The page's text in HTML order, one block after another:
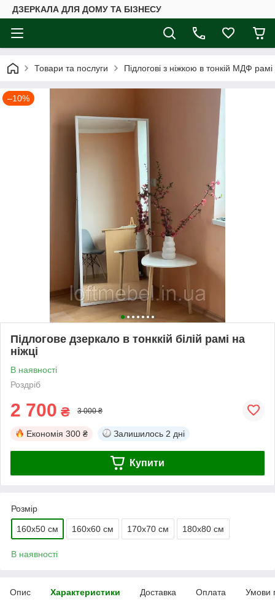
ДЗЕРКАЛА ДЛЯ ДОМУ ТА БІЗНЕСУ
Товари та послуги Підлогові з ніжкою в тонкій МДФ рамі
–10%
Підлогове дзеркало в тонккій білій рамі на
ніжці
В наявності
Роздріб
2 700 ₴ 3 000 ₴
Економія 300 ₴ Залишилось 2 дні
Купити
Розмір
160х50 см 160х60 см 170х70 см 180х80 см
В наявності
Опис Характеристики Доставка Оплата Умови